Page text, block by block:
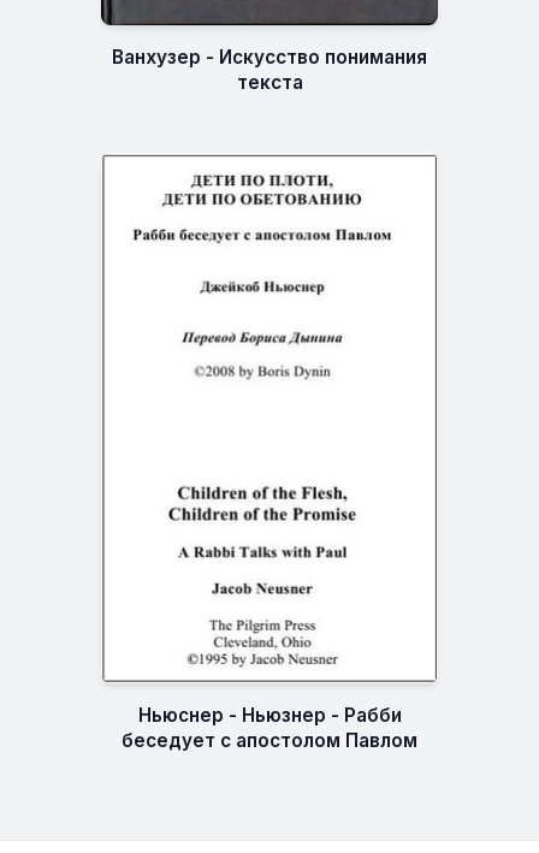
Ванхузер - Искусство понимания
текста
Ньюснер - Ньюзнер - Рабби
беседует с апостолом Павлом